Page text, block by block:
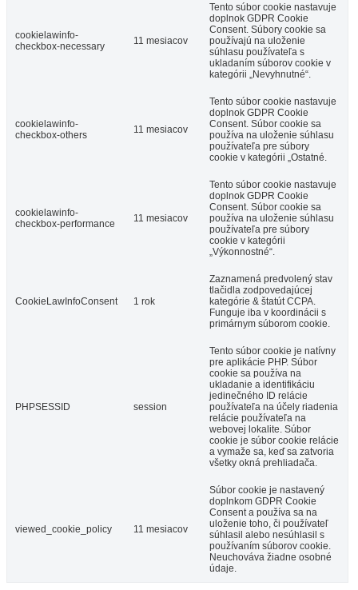
cookielawinfo-
checkbox-necessary
11 mesiacov
Tento súbor cookie nastavuje
doplnok GDPR Cookie
Consent. Súbory cookie sa
používajú na uloženie
súhlasu používateľa s
ukladaním súborov cookie v
kategórii „Nevyhnutné“.
cookielawinfo-
checkbox-others
11 mesiacov
Tento súbor cookie nastavuje
doplnok GDPR Cookie
Consent. Súbor cookie sa
používa na uloženie súhlasu
používateľa pre súbory
cookie v kategórii „Ostatné.
cookielawinfo-
checkbox-performance
11 mesiacov
Tento súbor cookie nastavuje
doplnok GDPR Cookie
Consent. Súbor cookie sa
používa na uloženie súhlasu
používateľa pre súbory
cookie v kategórii
„Výkonnostné“.
CookieLawInfoConsent 1 rok
Zaznamená predvolený stav
tlačidla zodpovedajúcej
kategórie & štatút CCPA.
Funguje iba v koordinácii s
primárnym súborom cookie.
PHPSESSID session
Tento súbor cookie je natívny
pre aplikácie PHP. Súbor
cookie sa používa na
ukladanie a identifikáciu
jedinečného ID relácie
používateľa na účely riadenia
relácie používateľa na
webovej lokalite. Súbor
cookie je súbor cookie relácie
a vymaže sa, keď sa zatvoria
všetky okná prehliadača.
viewed_cookie_policy 11 mesiacov
Súbor cookie je nastavený
doplnkom GDPR Cookie
Consent a používa sa na
uloženie toho, či používateľ
súhlasil alebo nesúhlasil s
používaním súborov cookie.
Neuchováva žiadne osobné
údaje.